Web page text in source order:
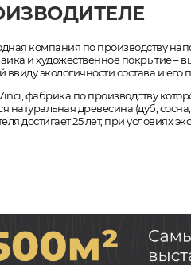
компания по производству
и художественное покрытие –
экологичности состава и его
фабрика по производству
натуральная древесина (дуб,
достигает 25 лет, при условиях